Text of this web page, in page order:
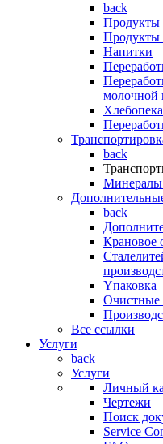
back
Продукты
Продукты
Напитки
молочной
back
Минералы
back
Крановое
Yпаковка
Очистные
Все ссылки
Услуги
back
Услуги
Личный
Чертежи
Поиск
Service